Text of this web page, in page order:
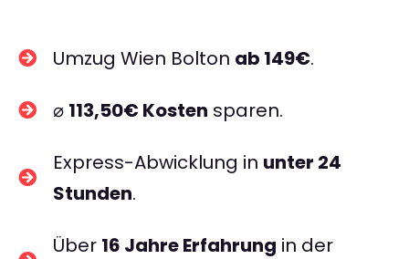
Umzug Wien Bolton ab 149€.
⌀ 113,50€ Kosten sparen.
Express-Abwicklung in unter 24
Stunden.
Über 16 Jahre Erfahrung in der